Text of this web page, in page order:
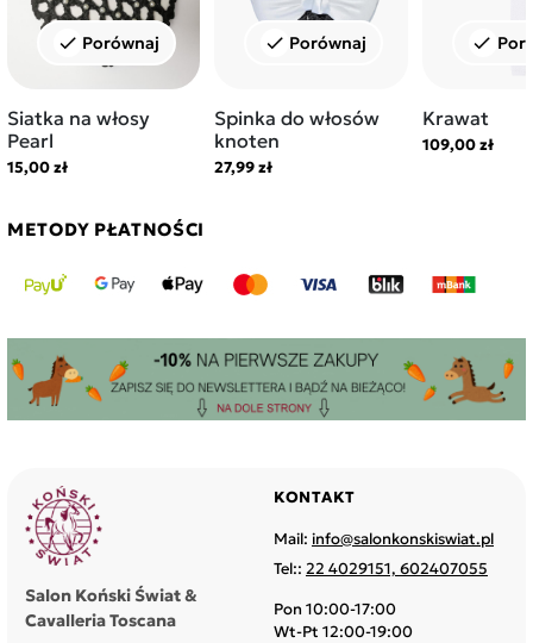
check Porównaj
Siatka na włosy
Pearl
15,00 zł
check Porównaj
Spinka do włosów
knoten
27,99 zł
check
Krawat
109,00 zł
METODY PŁATNOŚCI
Salon Koński Świat &
Cavalleria Toscana
KONTAKT
Mail: info@salonkonskiswiat.pl
Tel:: 22 4029151, 602407055
Pon 10:00-17:00
Wt-Pt 12:00-19:00